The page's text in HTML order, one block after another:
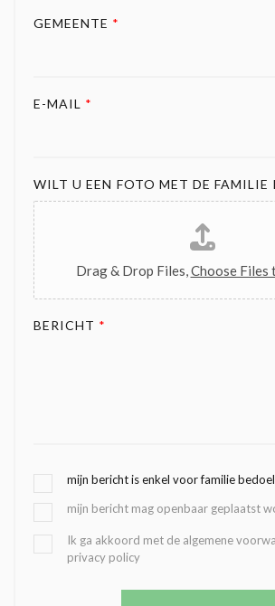
GEMEENTE *
E-MAIL *
WILT U EEN FOTO MET DE FAMILIE
Drag & Drop Files, Choose Files
BERICHT *
G
K
O
Z
mijn bericht is enkel voor familie
mijn bericht mag openbaar geplaatst
B
Ik ga akkoord met de algemene
privacy policy